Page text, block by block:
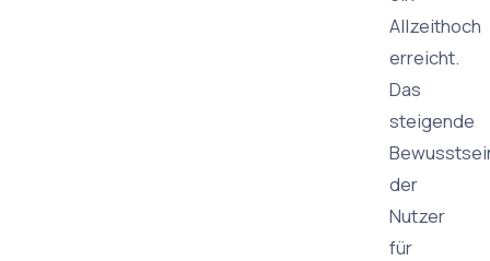
Allzeithoch
erreicht.
Das
steigende
der
Nutzer
für